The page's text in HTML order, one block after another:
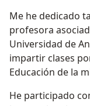
Me he dedicado
profesora
Universidad de
impartir clases
Educación de la
He participado